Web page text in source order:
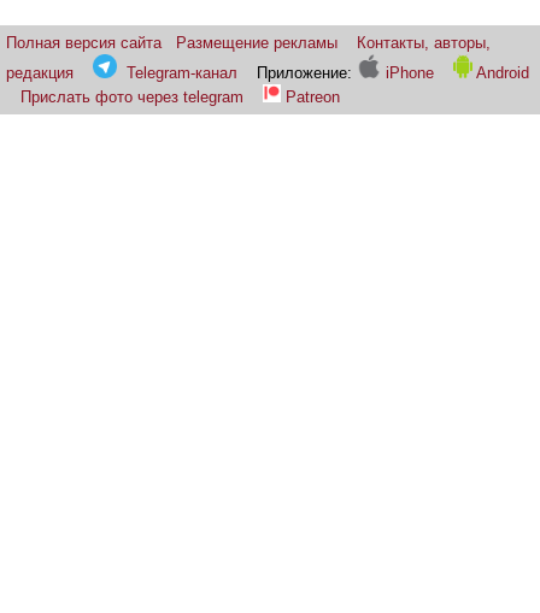
Полная версия сайта Размещение рекламы
Контакты, авторы,
редакция
Telegram-канал Приложение: iPhone
Android
Прислать фото через telegram
Patreon